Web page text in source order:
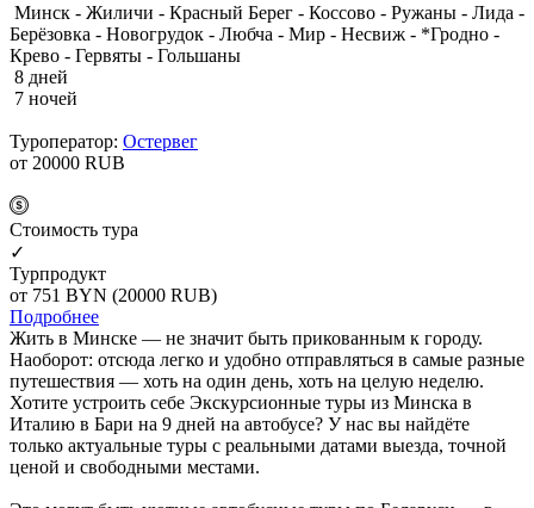
Минск - Жиличи - Красный Берег - Коссово - Ружаны - Лида -
Берёзовка - Новогрудок - Любча - Мир - Несвиж - *Гродно -
Крево - Гервяты - Гольшаны
8 дней
7 ночей
Туроператор: Остервег
от 20000 RUB
Cтоимость тура
✓
Турпродукт
от 751 BYN (20000 RUB)
Подробнее
Жить в Минске — не значит быть прикованным к городу.
Наоборот: отсюда легко и удобно отправляться в самые разные
путешествия — хоть на один день, хоть на целую неделю.
Хотите устроить себе Экскурсионные туры из Минска в
Италию в Бари на 9 дней на автобусе? У нас вы найдёте
только актуальные туры с реальными датами выезда, точной
ценой и свободными местами.